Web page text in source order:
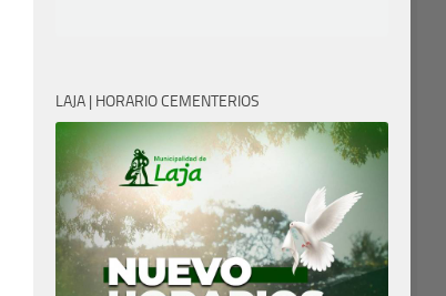
LAJA | HORARIO CEMENTERIOS